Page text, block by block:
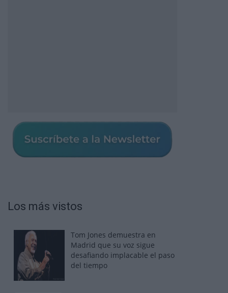
Los más vistos
Tom Jones demuestra en
Madrid que su voz sigue
desafiando implacable el paso
del tiempo